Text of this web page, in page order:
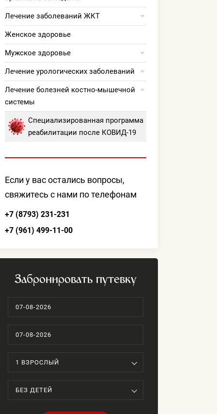
Комфорт
но подчеркнуто
искренним вниманием
Лечение заболеваний ЖКТ
Женское здоровье
Мужское здоровье
Лечение урологических заболеваний
Лечение болезней костно-мышечной
системы
Специализированная программа
реабилитации после КОВИД-19
Если у вас остались вопросы,
свяжитесь с нами по телефонам
+7 (8793) 231-231
+7 (961) 499-11-00
Забронировать путевку
1 ВЗРОСЛЫЙ
БЕЗ ДЕТЕЙ